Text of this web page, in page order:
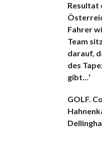
Resultat
Fahrer
Team
darauf,
des
gibt…‘
GOLF.